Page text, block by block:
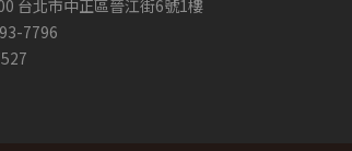
台北市中正區晉江街6號1樓
7796